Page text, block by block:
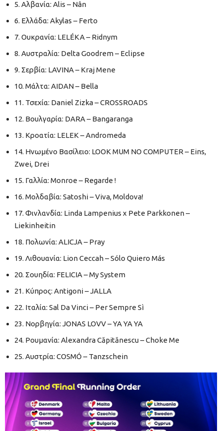
5. Αλβανία: Alis – Nân
6. Ελλάδα: Akylas – Ferto
7. Ουκρανία: LELÉKA – Ridnym
8. Αυστραλία: Delta Goodrem – Eclipse
9. Σερβία: LAVINA – Kraj Mene
10. Μάλτα: AIDAN – Bella
11. Τσεχία: Daniel Zizka – CROSSROADS
12. Βουλγαρία: DARA – Bangaranga
13. Κροατία: LELEK – Andromeda
14. Ηνωμένο Βασίλειο: LOOK MUM NO COMPUTER – Eins,
Zwei, Drei
15. Γαλλία: Monroe – Regarde !
16. Μολδαβία: Satoshi – Viva, Moldova!
17. Φινλανδία: Linda Lampenius x Pete Parkkonen –
Liekinheitin
18. Πολωνία: ALICJA – Pray
19. Λιθουανία: Lion Ceccah – Sólo Quiero Más
20. Σουηδία: FELICIA – My System
21. Κύπρος: Antigoni – JALLA
22. Ιταλία: Sal Da Vinci – Per Sempre Sì
23. Νορβηγία: JONAS LOVV – YA YA YA
24. Ρουμανία: Alexandra Căpitănescu – Choke Me
25. Αυστρία: COSMÓ – Tanzschein